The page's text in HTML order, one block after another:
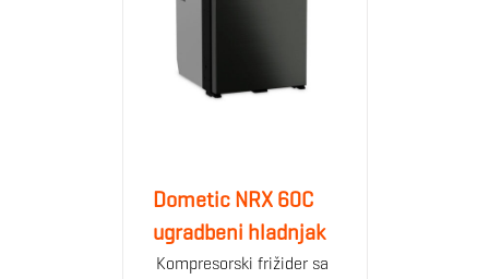
Dometic NRX 60C
ugradbeni hladnjak
Kompresorski frižider sa